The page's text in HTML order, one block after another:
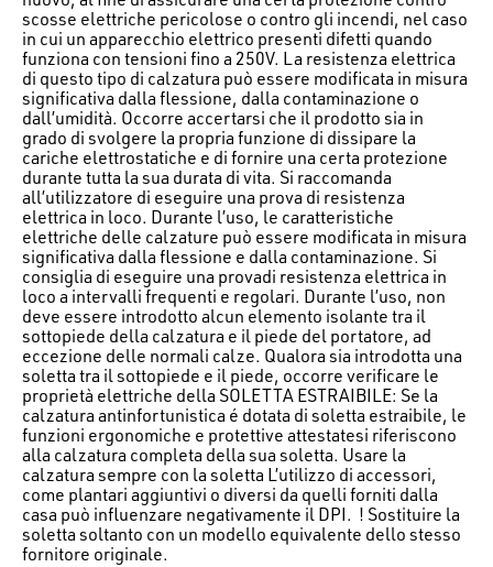
scosse elettriche pericolose o contro gli incendi, nel caso
in cui un apparecchio elettrico presenti difetti quando
funziona con tensioni fino a 250V. La resistenza elettrica
di questo tipo di calzatura può essere modificata in misura
significativa dalla flessione, dalla contaminazione o
dall’umidità. Occorre accertarsi che il prodotto sia in
grado di svolgere la propria funzione di dissipare la
cariche elettrostatiche e di fornire una certa protezione
durante tutta la sua durata di vita. Si raccomanda
all’utilizzatore di eseguire una prova di resistenza
elettrica in loco. Durante l’uso, le caratteristiche
elettriche delle calzature può essere modificata in misura
significativa dalla flessione e dalla contaminazione. Si
consiglia di eseguire una provadi resistenza elettrica in
loco a intervalli frequenti e regolari. Durante l’uso, non
deve essere introdotto alcun elemento isolante tra il
sottopiede della calzatura e il piede del portatore, ad
eccezione delle normali calze. Qualora sia introdotta una
soletta tra il sottopiede e il piede, occorre verificare le
proprietà elettriche della SOLETTA ESTRAIBILE: Se la
calzatura antinfortunistica é dotata di soletta estraibile, le
funzioni ergonomiche e protettive attestatesi riferiscono
alla calzatura completa della sua soletta. Usare la
calzatura sempre con la soletta L’utilizzo di accessori,
come plantari aggiuntivi o diversi da quelli forniti dalla
casa può influenzare negativamente il DPI. ! Sostituire la
soletta soltanto con un modello equivalente dello stesso
fornitore originale.